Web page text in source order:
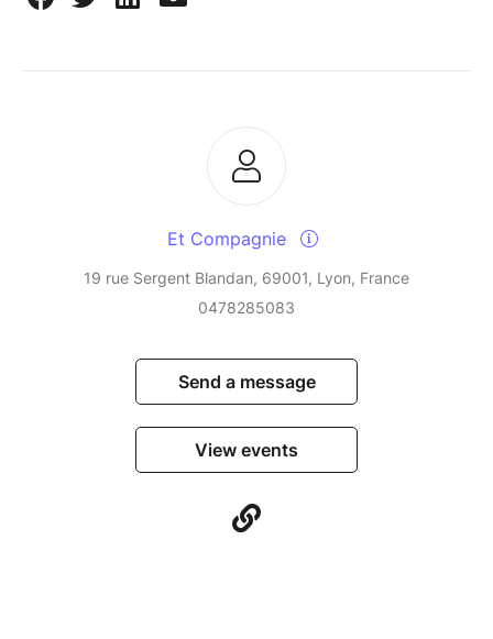
Et Compagnie
19 rue Sergent Blandan, 69001, Lyon, France
0478285083
Send a message
View events